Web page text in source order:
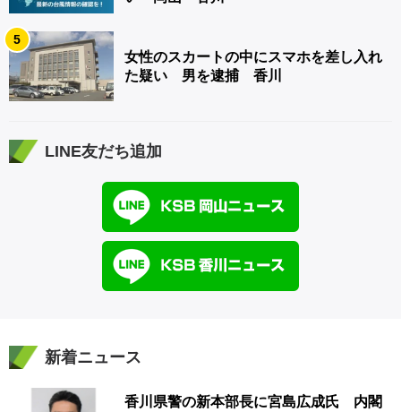
5
女性のスカートの中にスマホを差し入れ
た疑い 男を逮捕 香川
LINE友だち追加
新着ニュース
香川県警の新本部長に宮島広成氏 内閣